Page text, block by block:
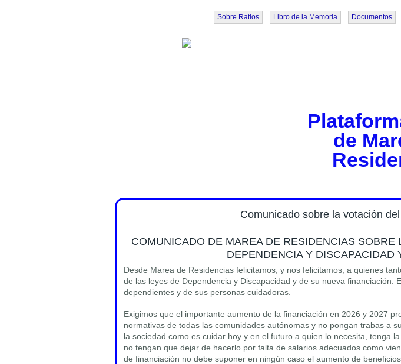
Documentos
Libro de la Memoria
Sobre Ratios
de
Comunicado sobre la votación
COMUNICADO DE MAREA DE RESIDENCIAS
DEPENDENCIA Y DISCAPACIDAD
Desde Marea de Residencias felicitamos, y nos felicitamos, a quienes
de las leyes de Dependencia y Discapacidad y de su nueva
dependientes y de sus personas cuidadoras.
Exigimos que el importante aumento de la financiación en 2026 y 2027
normativas de todas las comunidades autónomas y no pongan trabas a
la sociedad como es cuidar hoy y en el futuro a quien lo necesita, tenga
no tengan que dejar de hacerlo por falta de salarios adecuados como
de financiación no debe suponer en ningún caso el aumento de